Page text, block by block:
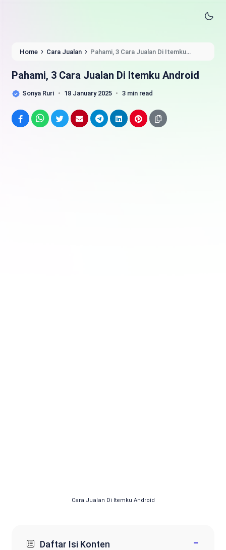
Home › Cara Jualan › Pahami, 3 Cara Jualan Di Itemku
Pahami, 3 Cara Jualan Di Itemku Android
Sonya Ruri 18 January 2025 3 min read
Cara Jualan Di Itemku Android
Daftar Isi Konten −